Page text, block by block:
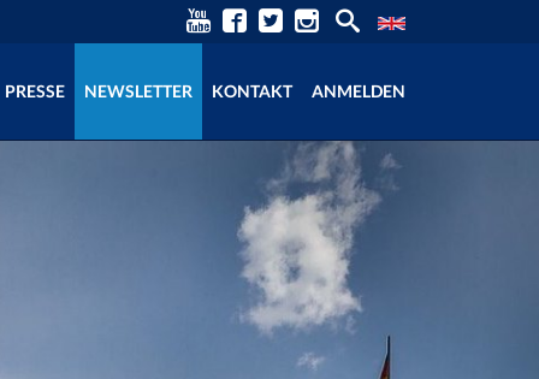
PRESSE NEWSLETTER KONTAKT ANMELDEN